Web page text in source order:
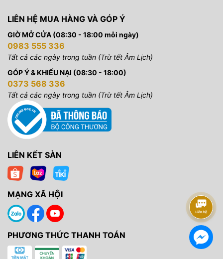
LIÊN HỆ MUA HÀNG VÀ GÓP Ý
GIỜ MỞ CỬA (08:30 - 18:00 mỗi ngày)
0983 555 336
Tất cả các ngày trong tuần (Trừ tết Âm Lịch)
GÓP Ý & KHIẾU NẠI (08:30 - 18:00)
0373 568 336
Tất cả các ngày trong tuần (Trừ tết Âm Lịch)
LIÊN KẾT SÀN
MẠNG XÃ HỘI
PHƯƠNG THỨC THANH TOÁN